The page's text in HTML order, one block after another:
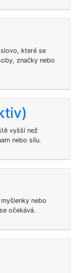
které se
značky nebo
vyšší než
nebo sílu.
nebo
očekává.